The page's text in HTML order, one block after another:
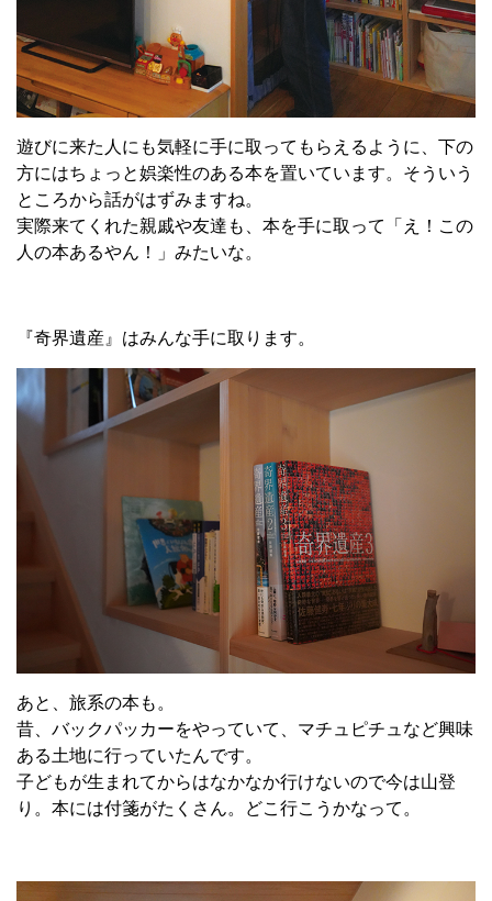
遊びに来た人にも気軽に手に取ってもらえるように、下の
方にはちょっと娯楽性のある本を置いています。そういう
ところから話がはずみますね。
実際来てくれた親戚や友達も、本を手に取って「え！この
人の本あるやん！」みたいな。
『奇界遺産』はみんな手に取ります。
あと、旅系の本も。
昔、バックパッカーをやっていて、マチュピチュなど興味
ある土地に行っていたんです。
子どもが生まれてからはなかなか行けないので今は山登
り。本には付箋がたくさん。どこ行こうかなって。